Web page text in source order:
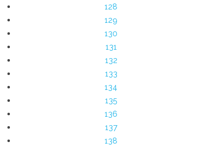
128
129
130
131
132
133
134
135
136
137
138